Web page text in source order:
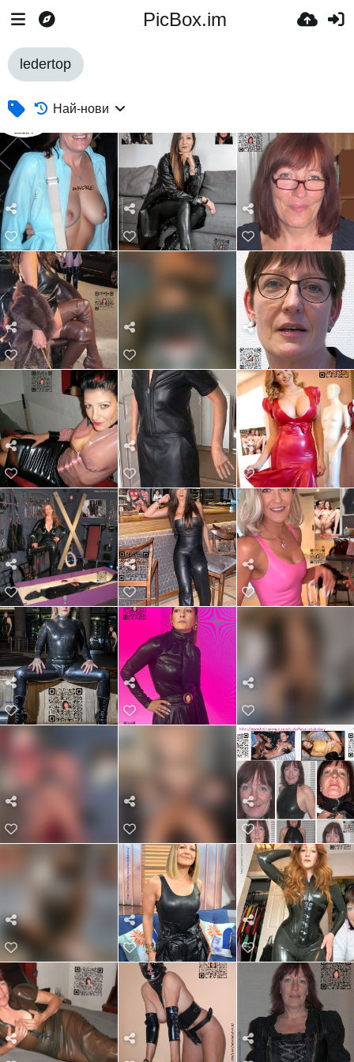
PicBox.im
ledertop
Най-нови